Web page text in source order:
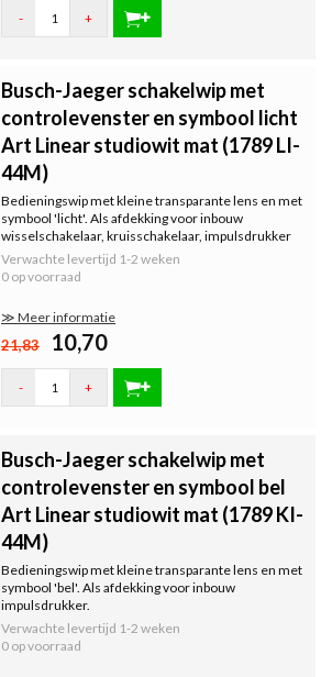
- +
Busch-Jaeger schakelwip met
controlevenster en symbool licht
Art Linear studiowit mat (1789 LI-
44M)
Bedieningswip met kleine transparante lens en met
symbool 'licht'. Als afdekking voor inbouw
wisselschakelaar, kruisschakelaar, impulsdrukker
en wissel-controleschakelaar.
Verwachte levertijd 1-2 weken
0 op voorraad
≫ Meer informatie
21,83 10,70
- +
Busch-Jaeger schakelwip met
controlevenster en symbool bel
Art Linear studiowit mat (1789 KI-
44M)
Bedieningswip met kleine transparante lens en met
symbool 'bel'. Als afdekking voor inbouw
impulsdrukker.
Verwachte levertijd 1-2 weken
0 op voorraad